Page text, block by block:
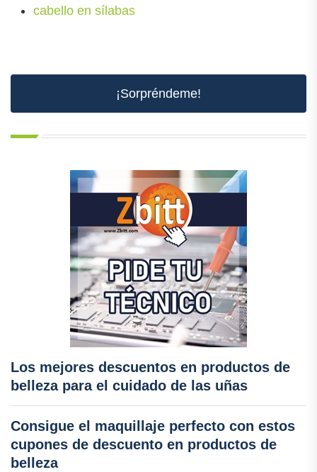
cabello en sílabas
¡Sorpréndeme!
Los mejores descuentos en productos de
belleza para el cuidado de las uñas
Consigue el maquillaje perfecto con estos
cupones de descuento en productos de
belleza